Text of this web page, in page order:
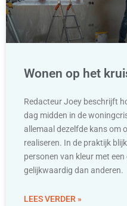
Wonen op het
Redacteur Joey beschrijft
dag midden in de
allemaal dezelfde kans om
realiseren. In de praktijk
personen van kleur met
gelijkwaardig dan anderen.
LEES VERDER »